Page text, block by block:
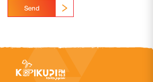
Send